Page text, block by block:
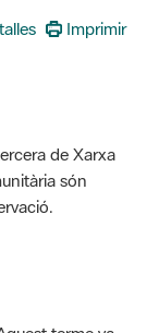
Imprimir
de Xarxa
són